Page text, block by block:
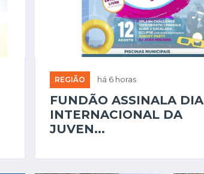
REGIÃO há 6 horas
FUNDÃO ASSINALA DIA
INTERNACIONAL DA
JUVEN...